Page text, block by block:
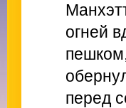
огней
перед